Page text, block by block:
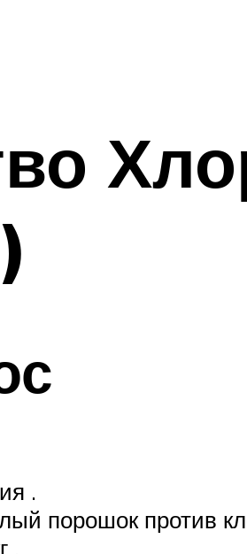
.
порошок против
.